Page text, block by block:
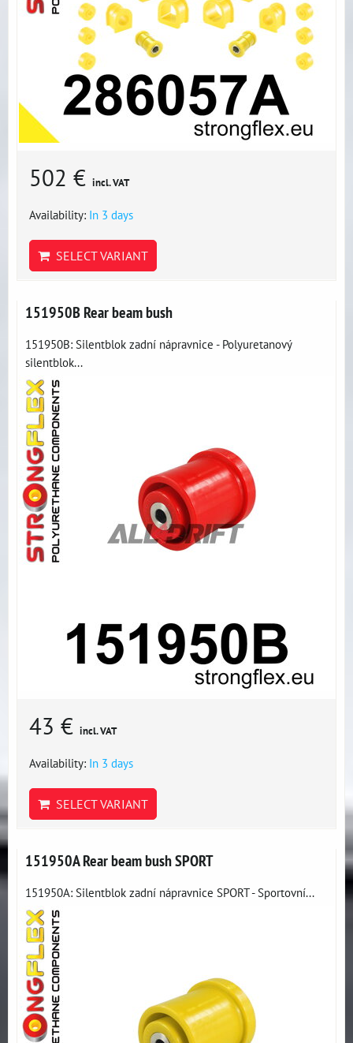
502 € incl. VAT
Availability: In 3 days
SELECT VARIANT
151950B Rear beam bush
151950B: Silentblok zadní nápravnice - Polyuretanový
silentblok...
43 € incl. VAT
Availability: In 3 days
SELECT VARIANT
151950A Rear beam bush SPORT
151950A: Silentblok zadní nápravnice SPORT - Sportovní...